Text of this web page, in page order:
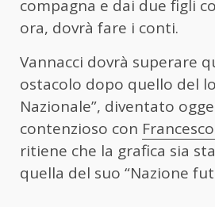
compagna e dai due figli
ora, dovrà fare i conti.
Vannacci dovrà superare
ostacolo dopo quello del
Nazionale”, diventato
contenzioso con
ritiene che la grafica sia
quella del suo “Nazione